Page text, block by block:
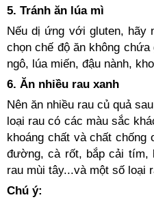
5. Tránh ăn lúa mì
Nếu dị ứng với gluten, hãy
chọn chế độ ăn không
ngô, lúa miến, đậu nành,
6. Ăn nhiều rau xanh
Nên ăn nhiều rau củ quả
loại rau có các màu sắc
khoáng chất và chất
đường, cà rốt, bắp cải tím,
rau mùi tây...và một số loại
Chú ý: